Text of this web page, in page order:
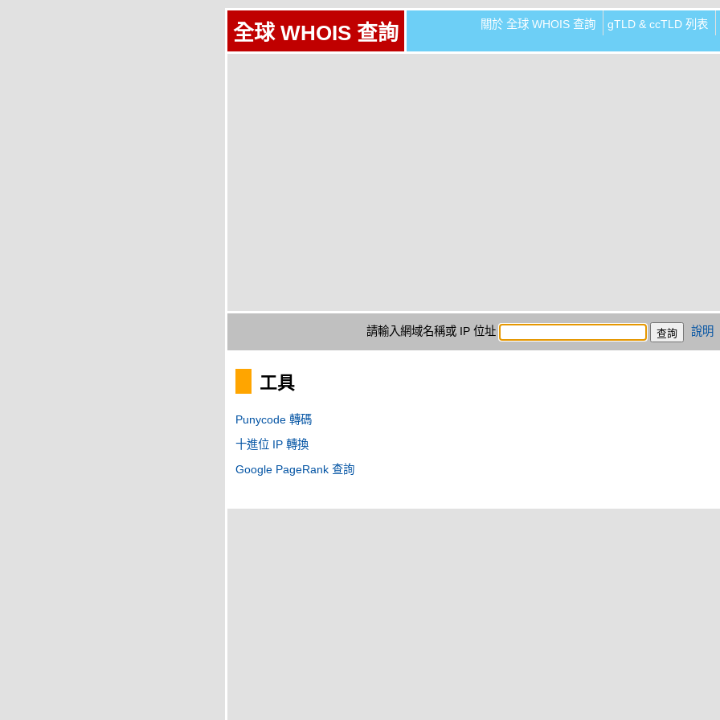
全球 WHOIS 查詢 關於 全球 WHOIS 查詢 gTLD & ccTLD 列表
請輸入網域名稱或 IP 位址 說明
工具
Punycode 轉碼
十進位 IP 轉換
Google PageRank 查詢